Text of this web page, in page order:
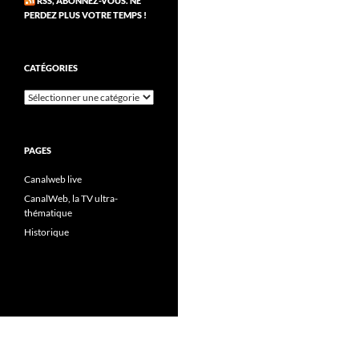
PERDEZ PLUS VOTRE TEMPS !
CATÉGORIES
Catégories
PAGES
Canalweb live
CanalWeb, la TV ultra-
thématique
Historique